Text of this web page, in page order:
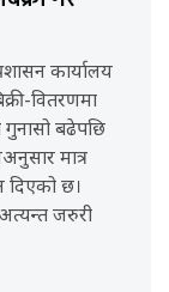
कार्यालय
वितरणमा
बढेपछि
मात्र
दिएको छ।
जरुरी